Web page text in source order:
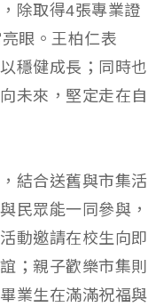
除取得4張專業證
眼。王柏仁表
穩健成長；同時也
未來，堅定走在自
結合送舊與市集活
民眾能一同參與，
動邀請在校生向即
；親子歡樂市集則
業生在滿滿祝福與